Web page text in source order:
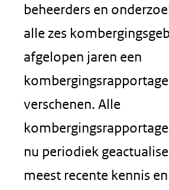
beheerders en
alle zes
afgelopen jaren een
kombergingsrapportage
verschenen. Alle
nu periodiek
meest recente kennis